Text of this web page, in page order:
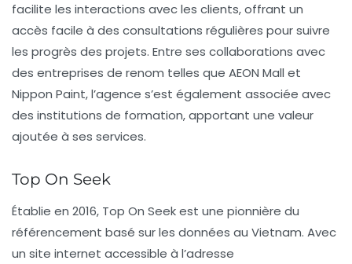
facilite les interactions avec les clients, offrant un
accès facile à des consultations régulières pour suivre
les progrès des projets. Entre ses collaborations avec
des entreprises de renom telles que AEON Mall et
Nippon Paint, l’agence s’est également associée avec
des institutions de formation, apportant une valeur
ajoutée à ses services.
Top On Seek
Établie en 2016, Top On Seek est une pionnière du
référencement basé sur les données au Vietnam. Avec
un site internet accessible à l’adresse